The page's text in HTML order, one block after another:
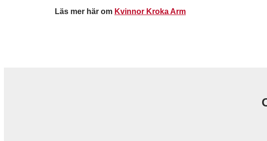
Läs mer här om Kvinnor Kroka Arm